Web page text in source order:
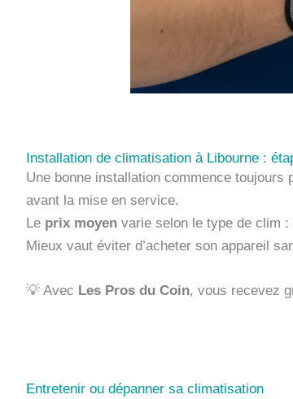
Installation de climatisation à Libourne :
Une bonne installation commence toujours
avant la mise en service.
Le prix moyen varie selon le type de clim
Mieux vaut éviter d’acheter son appareil
💡 Avec Les Pros du Coin, vous recevez
Entretenir ou dépanner sa climatisation